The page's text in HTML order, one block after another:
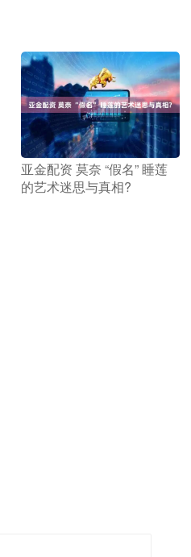
​亚金配资 莫奈 “假名” 睡莲
的艺术迷思与真相?